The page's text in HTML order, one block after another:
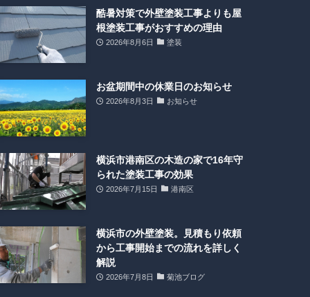
酷暑対策で外壁塗装工事よりも屋
根塗装工事がおすすめの理由
2026年8月6日 塗装
お盆期間中の休業日のお知らせ
2026年8月3日 お知らせ
横浜市港南区の木造の家で16年守
られた塗装工事の効果
2026年7月15日 港南区
横浜市の外壁塗装。見積もり依頼
から工事開始までの流れを詳しく
解説
2026年7月8日 菊池ブログ